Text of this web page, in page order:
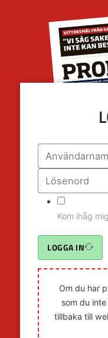
Kom ihåg mig
LOGGA IN
Om du har
som du
tillbaka till